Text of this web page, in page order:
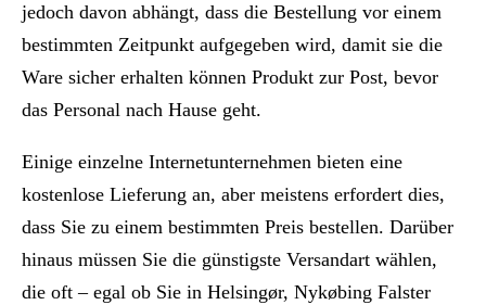
jedoch davon abhängt, dass die Bestellung vor einem
bestimmten Zeitpunkt aufgegeben wird, damit sie die
Ware sicher erhalten können Produkt zur Post, bevor
das Personal nach Hause geht.
Einige einzelne Internetunternehmen bieten eine
kostenlose Lieferung an, aber meistens erfordert dies,
dass Sie zu einem bestimmten Preis bestellen. Darüber
hinaus müssen Sie die günstigste Versandart wählen,
die oft – egal ob Sie in Helsingør, Nykøbing Falster